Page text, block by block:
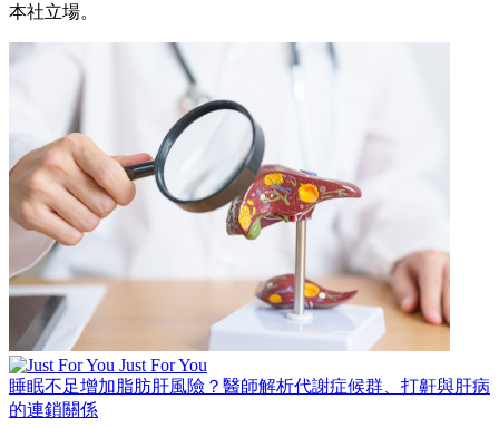
本社立場。
Just For You
睡眠不足增加脂肪肝風險？醫師解析代謝症候群、打鼾與肝病
的連鎖關係